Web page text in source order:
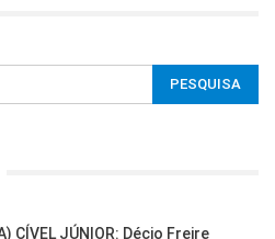
CÍVEL JÚNIOR: Décio Freire